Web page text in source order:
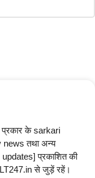
प्रकार के sarkari
तथा अन्य
updates] प्रकाशित की
से जुड़ें रहें।